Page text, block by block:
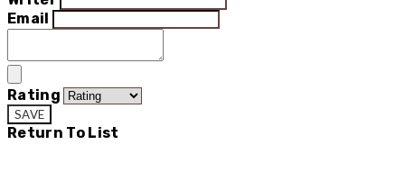
Email
Rating
SAVE
Return To List